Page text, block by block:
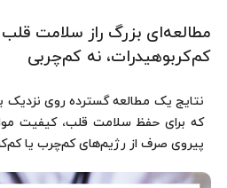
مطالعه‌ای بزرگ راز سلامت
کم‌کربوهیدرات، نه کم‌چربی
که برای حفظ سلامت قلب، کیفیت
پیروی صرف از رژیم‌های کم‌چرب یا